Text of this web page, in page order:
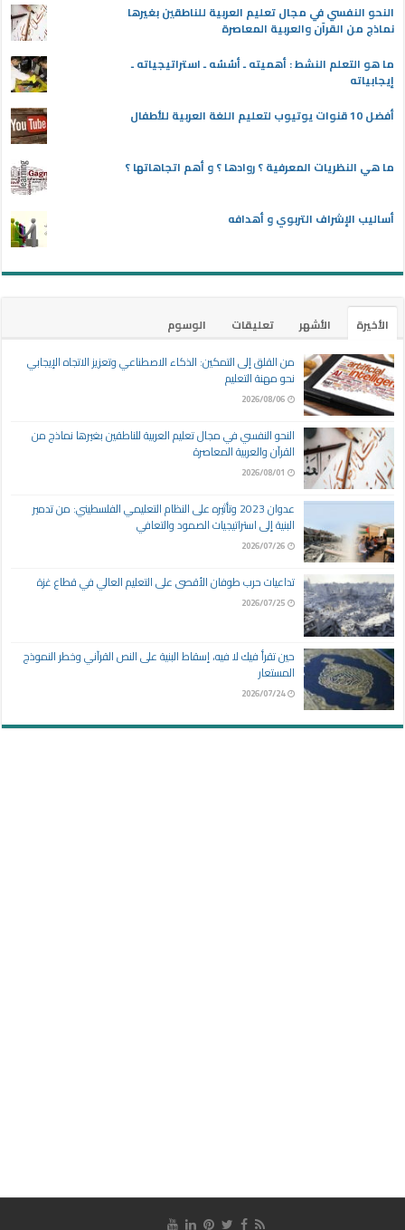
النحو النفسي في مجال تعليم العربية للناطقين بغيرها
نماذج من القرآن والعربية المعاصرة
ما هو التعلم النشط : أهميته ـ أسُسُه ـ استراتيجياته ـ
إيجابياته
أفضل 10 قنوات يوتيوب لتعليم اللغة العربية للأطفال
ما هي النظريات المعرفية ؟ روادها ؟ و أهم اتجاهاتها ؟
أساليب الإشراف التربوي و أهدافه
الأخيرة الأشهر تعليقات
الوسوم
من القلق إلى التمكين: الذكاء الاصطناعي وتعزيز الاتجاه الإيجابي
نحو مهنة التعليم
2026/08/06
النحو النفسي في مجال تعليم العربية للناطقين بغيرها نماذج من
القرآن والعربية المعاصرة
2026/08/01
عدوان 2023 وتأثيره على النظام التعليمي الفلسطيني: من تدمير
البنية إلى استراتيجيات الصمود والتعافي
2026/07/26
تداعيات حرب طوفان الأقصى على التعليم العالي في قطاع غزة
2026/07/25
حين تقرأ فيك لا فيه، إسقاط البنية على النص القرآني وخطر النموذج
المستعار
2026/07/24